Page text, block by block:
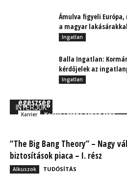
Ámulva figyeli
a magyar lakásárakkal
Ingatlan
Balla Ingatlan:
kérdőjelek az
Ingatlan
INTERJÚK
egészség nélkül ma nincs
Karrier Kocsis Ferenc Árpád MBA
“The Big Bang Theory” – Nagy
biztosítások piaca – I. rész
Alkuszok TUDÓSÍTÁS